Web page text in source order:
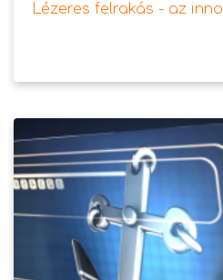
Lézeres felrakás - az